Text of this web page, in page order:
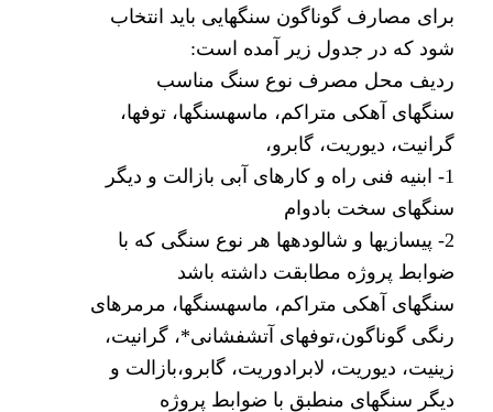
برای مصارف گوناگون سنگهایی باید انتخاب
شود که در جدول زیر آمده است:
ردیف محل مصرف نوع سنگ مناسب
سنگهای آهکی متراکم، ماسهسنگها، توفها،
گرانیت، دیوریت، گابرو،
1- ابنیه فنی راه و کارهای آبی بازالت و دیگر
سنگهای سخت بادوام
2- پیسازیها و شالودهها هر نوع سنگی که با
ضوابط پروژه مطابقت داشته باشد
سنگهای آهکی متراکم، ماسهسنگها، مرمرهای
رنگی گوناگون،توفهای آتشفشانی*، گرانیت،
زینیت، دیوریت، لابرادوریت، گابرو،بازالت و
دیگر سنگهای منطبق با ضوابط پروژه